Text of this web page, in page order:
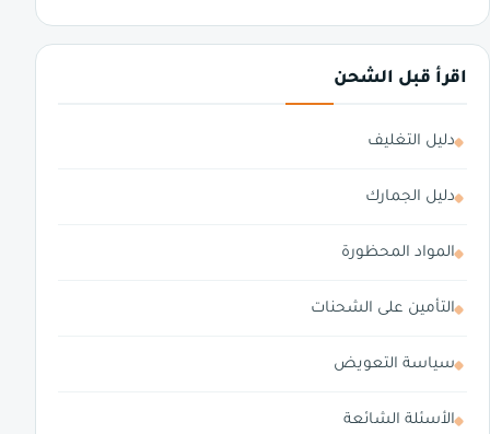
اقرأ قبل الشحن
دليل التغليف
دليل الجمارك
المواد المحظورة
التأمين على الشحنات
سياسة التعويض
الأسئلة الشائعة